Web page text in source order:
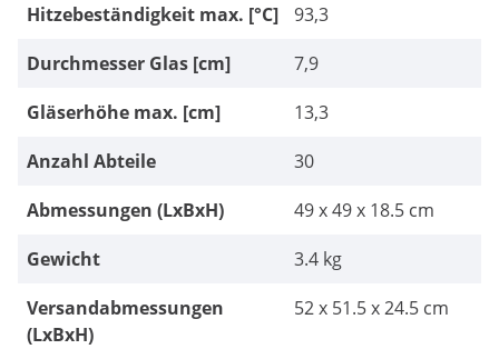
Hitzebeständigkeit max. [°C]
93,3
Durchmesser Glas [cm]
7,9
Gläserhöhe max. [cm]
13,3
Anzahl Abteile
30
Abmessungen (LxBxH)
49 x 49 x 18.5 cm
Gewicht
3.4 kg
Versandabmessungen
(LxBxH)
52 x 51.5 x 24.5 cm